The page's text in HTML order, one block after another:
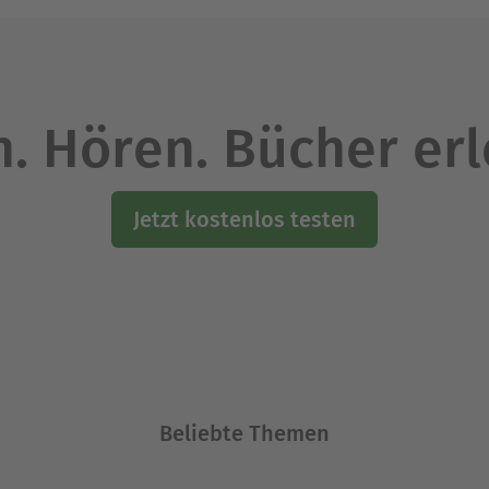
Hören. Bücher
Jetzt kostenlos testen
Beliebte Themen